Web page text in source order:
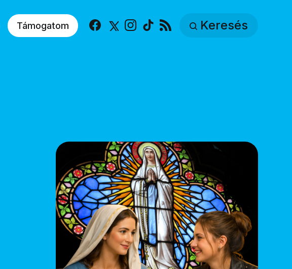
Támogatom Facebook
X Instagram
TikTok Keresés